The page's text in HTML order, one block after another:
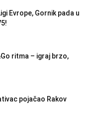
Evrope, Gornik pada u
ritma – igraj brzo,
pojačao Rakov